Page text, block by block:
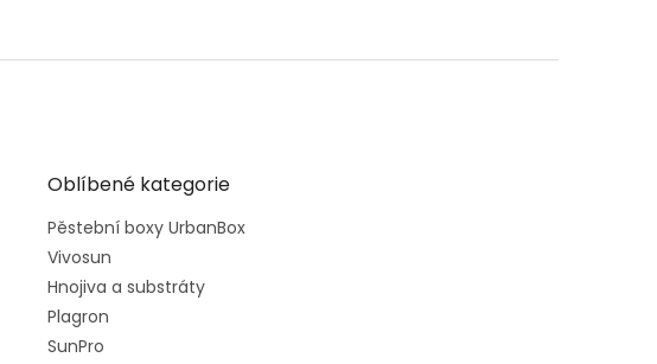
Oblíbené kategorie
Pěstební boxy UrbanBox
Vivosun
Hnojiva a substráty
Plagron
SunPro